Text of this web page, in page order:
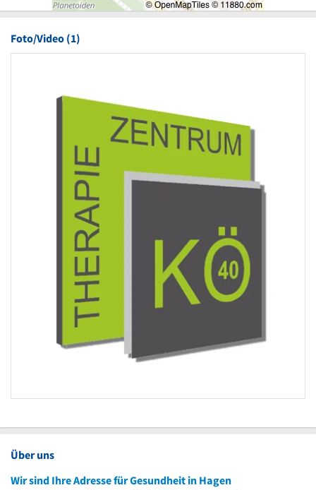
Foto/Video (1)
Über uns
Wir sind Ihre Adresse für Gesundheit in Hagen